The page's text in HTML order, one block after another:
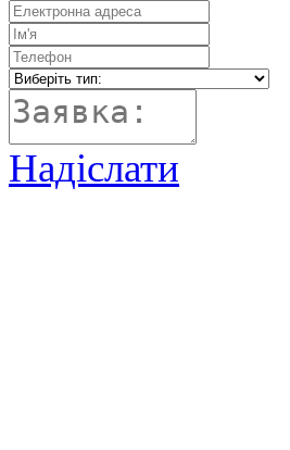
Надіслати